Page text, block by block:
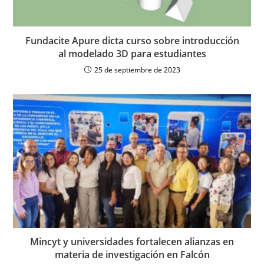
Fundacite Apure dicta curso sobre introducción
al modelado 3D para estudiantes
25 de septiembre de 2023
Mincyt y universidades fortalecen alianzas en
materia de investigación en Falcón